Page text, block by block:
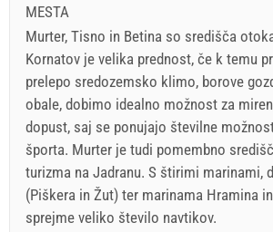
MESTA
Murter, Tisno in Betina so središča
Kornatov je velika prednost, če k temu
prelepo sredozemsko klimo, borove
obale, dobimo idealno možnost za
dopust, saj se ponujajo številne
športa. Murter je tudi pomembno
turizma na Jadranu. S štirimi marinami,
(Piškera in Žut) ter marinama Hramina
sprejme veliko število navtikov.